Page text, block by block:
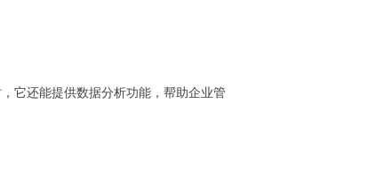
它还能提供数据分析功能，帮助企业管